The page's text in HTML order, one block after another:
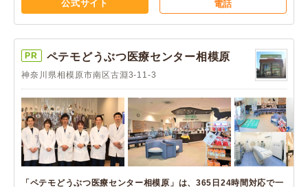
公式サイト 電話
PR ペテモどうぶつ医療センター相模原
神奈川県相模原市南区古淵3-11-3
「ペテモどうぶつ医療センター相模原」は、365日24時間対応で一